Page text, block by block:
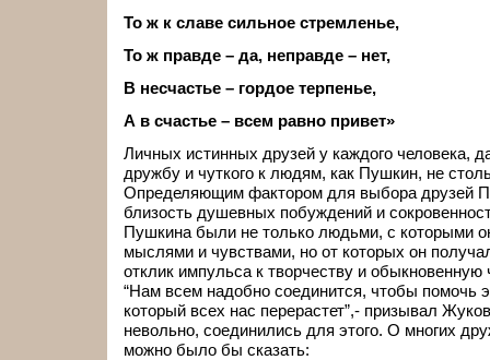
То ж к славе сильное стремленье,
То ж правде – да, неправде – нет,
В несчастье – гордое терпенье,
А в счастье – всем равно привет»
Личных истинных друзей у каждого человека,
дружбу и чуткого к людям, как Пушкин, не
Определяющим фактором для выбора друзей
близость душевных побуждений и
Пушкина были не только людьми, с которыми
мыслями и чувствами, но от которых он
отклик импульса к творчеству и обыкновенную
“Нам всем надобно соединится, чтобы помочь
который всех нас перерастет”,- призывал
невольно, соединились для этого. О многих
можно было бы сказать: